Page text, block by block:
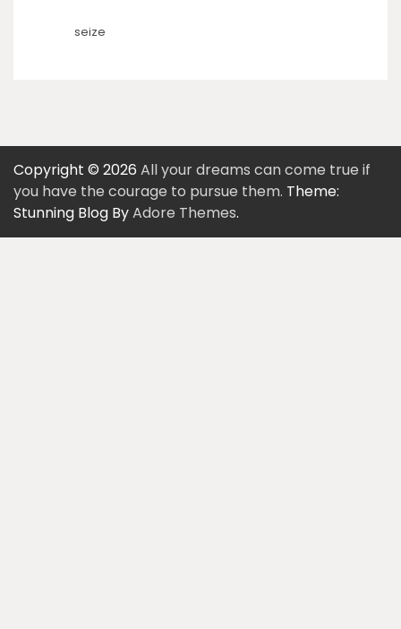
seize
Copyright © 2026 All your dreams can come true if
you have the courage to pursue them. Theme:
Stunning Blog ByAdore Themes.